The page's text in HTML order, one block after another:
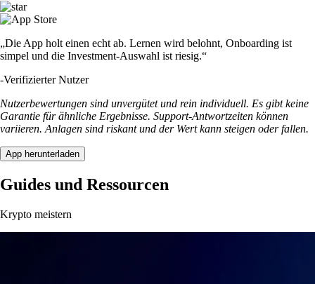
„Die App holt einen echt ab. Lernen wird belohnt, Onboarding ist
simpel und die Investment-Auswahl ist riesig.“
-Verifizierter Nutzer
Nutzerbewertungen sind unvergütet und rein individuell. Es gibt keine
Garantie für ähnliche Ergebnisse. Support-Antwortzeiten können
variieren. Anlagen sind riskant und der Wert kann steigen oder fallen.
App herunterladen
Guides und Ressourcen
Krypto meistern